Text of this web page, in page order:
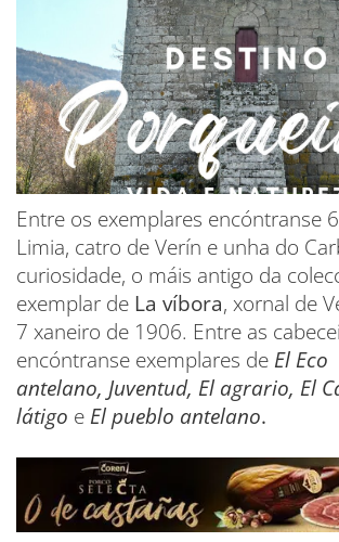
Entre os exemplares encóntranse
Limia, catro de Verín e unha do
curiosidade, o máis antigo da
exemplar de La víbora, xornal de
7 xaneiro de 1906. Entre as
encóntranse exemplares de El Eco
antelano, Juventud, El agrario, El
látigo e El pueblo antelano.